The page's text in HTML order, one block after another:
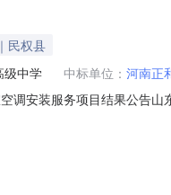
民权县
级中学 中标单位： 河南正
调安装服务项目结果公告
自筹资金；1.5采购范围